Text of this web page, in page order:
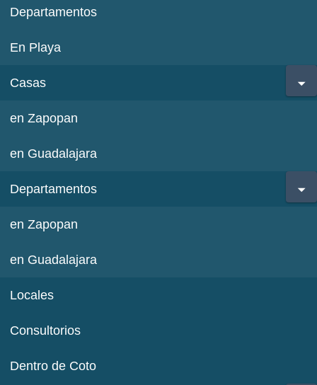
Departamentos
En Playa
Casas
en Zapopan
en Guadalajara
Departamentos
en Zapopan
en Guadalajara
Locales
Consultorios
Dentro de Coto